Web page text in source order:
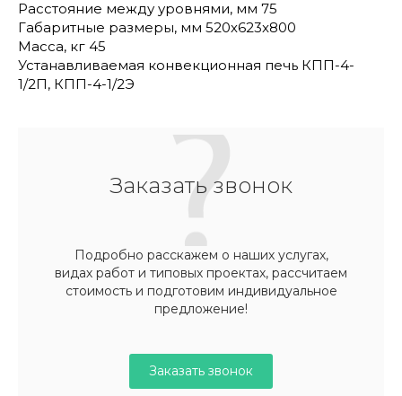
Расстояние между уровнями, мм 75
Габаритные размеры, мм 520х623x800
Масса, кг 45
Устанавливаемая конвекционная печь КПП-4-
1/2П, КПП-4-1/2Э
Заказать звонок
Подробно расскажем о наших услугах,
видах работ и типовых проектах, рассчитаем
стоимость и подготовим индивидуальное
предложение!
Заказать звонок